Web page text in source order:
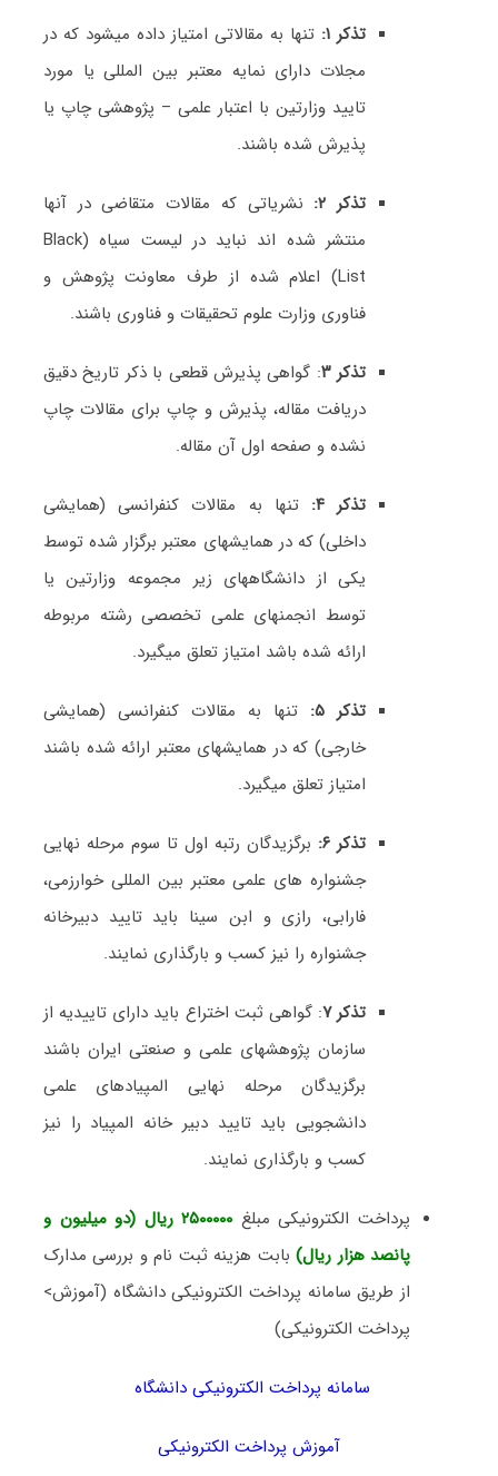
تذکر ۱:
تنها به مقالاتی امتیاز داده میشود که در
مجلات دارای نمایه معتبر بین المللی یا مورد
تایید وزارتین با اعتبار علمی – پژوهشی چاپ یا
پذیرش شده باشند.
تذکر ۲:
نشریاتی که مقالات متقاضی در آنها
منتشر شده اند نباید در لیست سیاه (Black
List) اعلام شده از طرف معاونت پژوهش و
فناوری وزارت علوم تحقیقات و فناوری باشند.
تذکر ۳ : گواهی پذیرش قطعی با ذکر تاریخ دقیق
دریافت مقاله، پذیرش و چاپ برای مقالات چاپ
نشده و صفحه اول آن مقاله.
تذکر ۴:
تنها به مقالات کنفرانسی (همایشی
داخلی) که در همایشهای معتبر برگزار شده توسط
یکی از دانشگاههای زیر مجموعه وزارتین یا
توسط انجمنهای علمی تخصصی رشته مربوطه
ارائه شده باشد امتیاز تعلق میگیرد.
تذکر ۵:
تنها به مقالات کنفرانسی (همایشی
خارجی) که در همایشهای معتبر ارائه شده باشند
امتیاز تعلق میگیرد.
تذکر ۶:
برگزیدگان رتبه اول تا سوم مرحله نهایی
جشنواره های علمی معتبر بین المللی خوارزمی،
فارابی، رازی و ابن سینا باید تایید دبیرخانه
جشنواره را نیز کسب و بارگذاری نمایند.
تذکر ۷ : گواهی ثبت اختراع باید دارای تاییدیه از
سازمان پژوهشهای علمی و صنعتی ایران باشند
برگزیدگان مرحله نهایی المپیادهای علمی
دانشجویی باید تایید دبیر خانه المپیاد را نیز
کسب و بارگذاری نمایند.
پرداخت الکترونیکی مبلغ
۲۵۰۰۰۰۰ ریال (دو میلیون و
پانصد هزار ریال)بابت هزینه ثبت نام و بررسی مدارک
از طریق سامانه پرداخت الکترونیکی دانشگاه (آموزش>
پرداخت الکترونیکی)
سامانه پرداخت الکترونیکی دانشگاه
آموزش پرداخت الکترونیکی